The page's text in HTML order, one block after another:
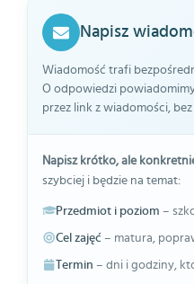
Napisz
Wiadomość trafi
O odpowiedzi
przez link z wiadomości,
Napisz krótko, ale
szybciej i będzie na temat:
Przedmiot i poziom –
Cel zajęć – matura,
Termin – dni i godziny,